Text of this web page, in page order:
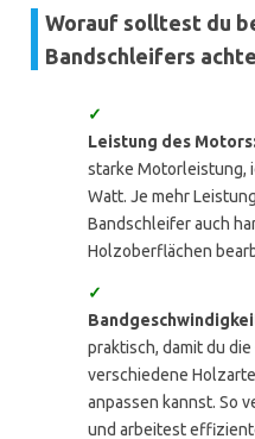
Worauf solltest du
Bandschleifers
✓
Leistung des Motors:
starke Motorleistung,
Watt. Je mehr
Bandschleifer auch
Holzoberflächen
✓
praktisch, damit du
verschiedene
anpassen kannst. So
und arbeitest